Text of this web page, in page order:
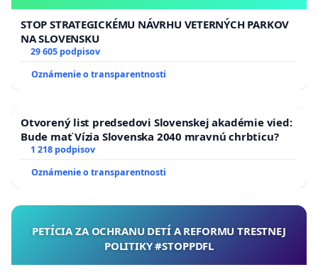
STOP STRATEGICKÉMU NÁVRHU VETERNÝCH PARKOV
NA SLOVENSKU
29 605 podpisov
Oznámenie o transparentnosti
Otvorený list predsedovi Slovenskej akadémie vied:
Bude mať Vízia Slovenska 2040 mravnú chrbticu?
1 218 podpisov
Oznámenie o transparentnosti
PETÍCIA ZA OCHRANU DETÍ A REFORMU TRESTNEJ
POLITIKY #STOPPDFL